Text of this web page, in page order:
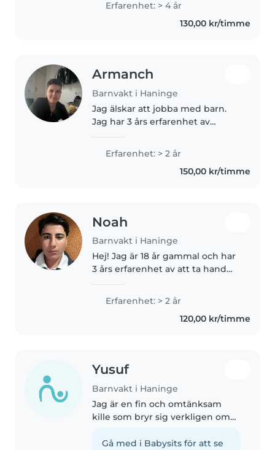
doing fun activities like games,
storytelling, or just keeping..
Erfarenhet: > 4 år
130,00 kr/timme
Armanch
Barnvakt i Haninge
Jag älskar att jobba med barn.
Jag har 3 års erfarenhet av
och småbarn. Jag har även
erfarenhet av barn med särskilda
behov, särskilt epilepsi. Jag ser..
Erfarenhet: > 2 år
150,00 kr/timme
Noah
Barnvakt i Haninge
Hej! Jag är 18 år gammal och har
3 års erfarenhet av att ta hand
ansvarsfull, trygg, tålmodig och
Erfarenhet: > 2 år
120,00 kr/timme
Yusuf
Barnvakt i Haninge
Jag är en fin och omtänksam
kille som bryr sig verkligen om
Gå med i Babysits för att se